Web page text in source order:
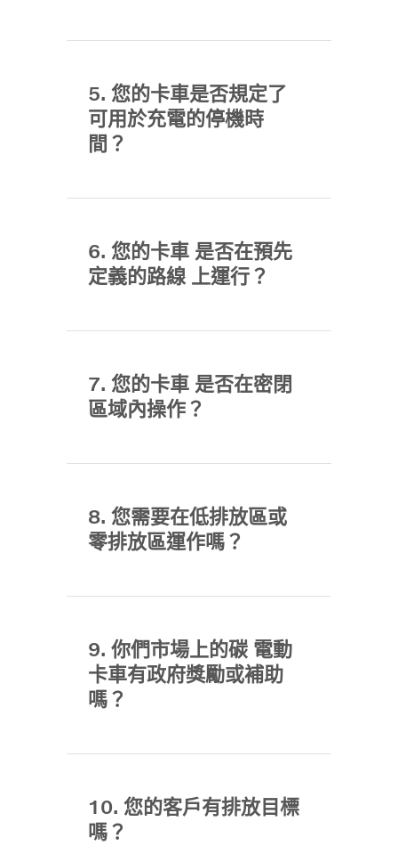
5. 您的卡車是否規定了
可用於充電的停機時
間？
6. 您的卡車 是否在預先
定義的路線 上運行？
7. 您的卡車 是否在密閉
區域內操作？
8. 您需要在低排放區或
零排放區運作嗎？
9. 你們市場上的碳 電動
卡車有政府獎勵或補助
嗎？
10. 您的客戶有排放目標
嗎？